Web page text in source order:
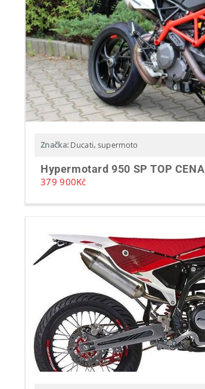
Značka: Ducati, supermoto
Hypermotard 950 SP TOP CENA
379 900Kč